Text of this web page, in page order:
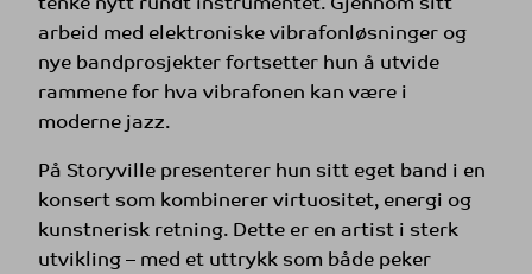
tenke nytt rundt instrumentet. Gjennom sitt
arbeid med elektroniske vibrafonløsninger og
nye bandprosjekter fortsetter hun å utvide
rammene for hva vibrafonen kan være i
moderne jazz.
På Storyville presenterer hun sitt eget band i en
konsert som kombinerer virtuositet, energi og
kunstnerisk retning. Dette er en artist i sterk
utvikling – med et uttrykk som både peker